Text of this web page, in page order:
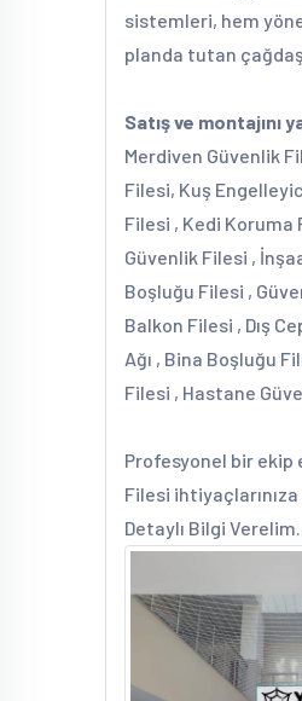
sistemleri, hem
planda tutan
Satış ve montajını
Merdiven Güvenlik
Filesi, Kuş
Filesi , Kedi Koruma
Güvenlik Filesi ,
Boşluğu Filesi ,
Balkon Filesi , Dış
Ağı , Bina Boşluğu
Filesi , Hastane
Profesyonel bir ekip
Filesi
Detaylı Bilgi